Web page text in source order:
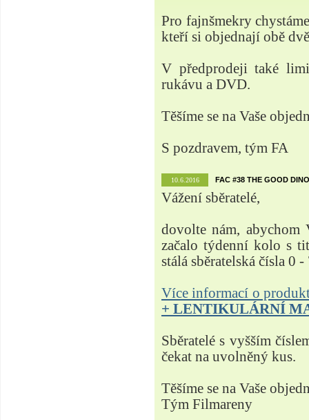
Pro fajnšmekry
kteří si objednají obě
V předprodeji také
rukávu a DVD.
Těšíme se na Vaše
S pozdravem, tým FA
10.6.2016 FAC #38 THE GOOD
Vážení sběratelé,
dovolte nám,
začalo týdenní kolo s
stálá sběratelská čísla 0 -
Více informací o
+ LENTIKULÁRNÍ
Sběratelé s vyšším
čekat na uvolněný kus.
Těšíme se na Vaše
Tým Filmareny